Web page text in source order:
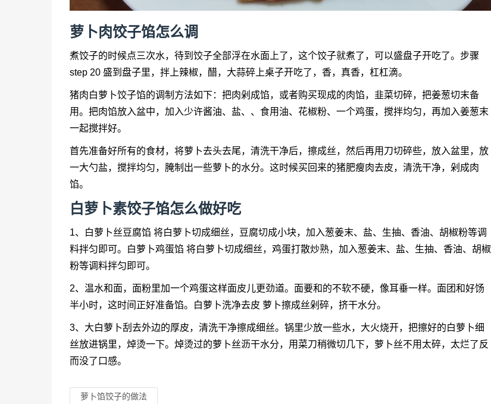
萝卜肉饺子馅怎么调
煮饺子的时候点三次水，待到饺子全部浮在水面上了，这个饺子就煮了，可以盛盘子开吃了。步骤
step 20 盛到盘子里，拌上辣椒，醋，大蒜碎上桌子开吃了，香，真香，杠杠滴。
猪肉白萝卜饺子馅的调制方法如下：把肉剁成馅，或者购买现成的肉馅，韭菜切碎，把姜葱切末备
用。把肉馅放入盆中，加入少许酱油、盐、、食用油、花椒粉、一个鸡蛋，搅拌均匀，再加入姜葱末
一起搅拌好。
首先准备好所有的食材，将萝卜去头去尾，清洗干净后，擦成丝，然后再用刀切碎些，放入盆里，放
一大勺盐，搅拌均匀，腌制出一些萝卜的水分。这时候买回来的猪肥瘦肉去皮，清洗干净，剁成肉
馅。
白萝卜素饺子馅怎么做好吃
1、白萝卜丝豆腐馅 将白萝卜切成细丝，豆腐切成小块，加入葱姜末、盐、生抽、香油、胡椒粉等调
料拌匀即可。白萝卜鸡蛋馅 将白萝卜切成细丝，鸡蛋打散炒熟，加入葱姜末、盐、生抽、香油、胡椒
粉等调料拌匀即可。
2、温水和面，面粉里加一个鸡蛋这样面皮儿更劲道。面要和的不软不硬，像耳垂一样。面团和好饧
半小时，这时间正好准备馅。白萝卜洗净去皮 萝卜擦成丝剁碎，挤干水分。
3、大白萝卜刮去外边的厚皮，清洗干净擦成细丝。锅里少放一些水，大火烧开，把擦好的白萝卜细
丝放进锅里，焯烫一下。焯烫过的萝卜丝沥干水分，用菜刀稍微切几下，萝卜丝不用太碎，太烂了反
而没了口感。
萝卜馅饺子的做法